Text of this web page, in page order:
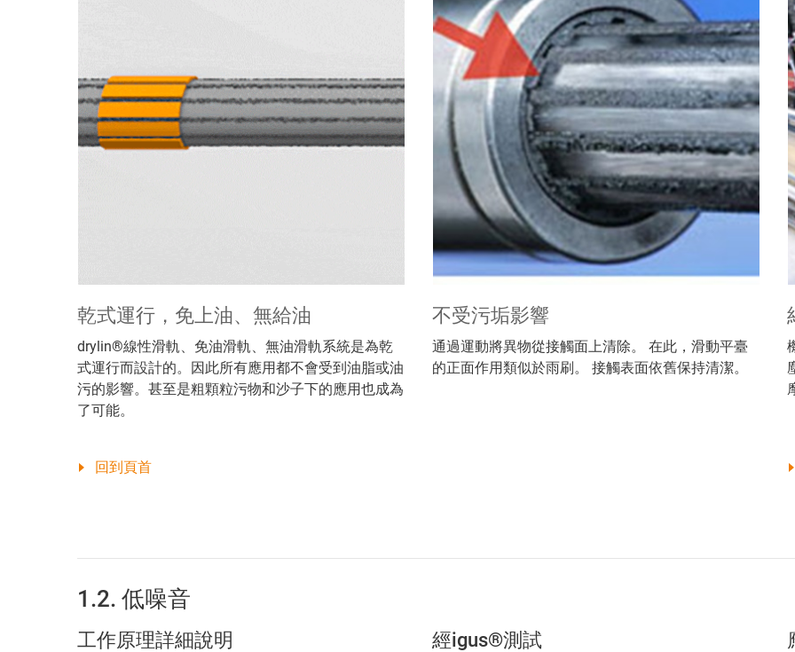
乾式運行，免上油、無給油
drylin®線性滑軌、免油滑軌、無油滑軌系統是為乾
式運行而設計的。因此所有應用都不會受到油脂或油
污的影響。甚至是粗顆粒污物和沙子下的應用也成為
了可能。
不受污垢影響
通過運動將異物從接觸面上清除。 在此，滑動平臺
的正面作用類似於雨刷。 接觸表面依舊保持清潔。
回到頁首
1.2. 低噪音
工作原理詳細說明 經igus®測試